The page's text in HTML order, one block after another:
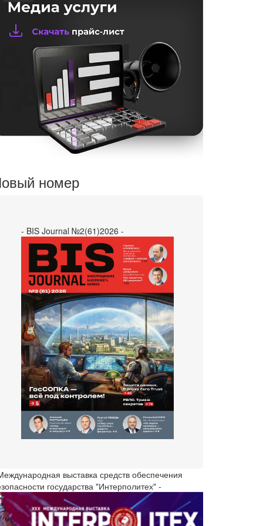
номер
- BIS Journal №2(61)2026 -
выставка средств обеспечения
государства "Интерполитех" -